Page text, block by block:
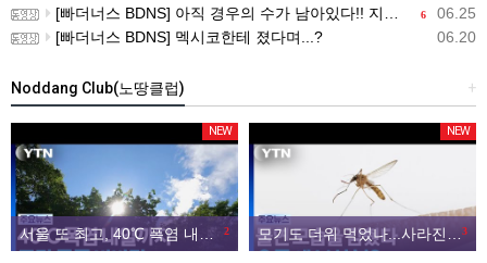
6 06.25
[빠더너스 BDNS] 아직 경우의 수가 남아있다!! 지금부터 시작이야!!
06.20
[빠더너스 BDNS] 멕시코한테 졌다며...?
+
Noddang Club(노땅클럽)
NEW
2
서울 또 최고, 40℃ 폭염 내일까지...주말 동쪽 비바람
NEW
3
모기도 더위 먹었나...사라진 여름 불청객